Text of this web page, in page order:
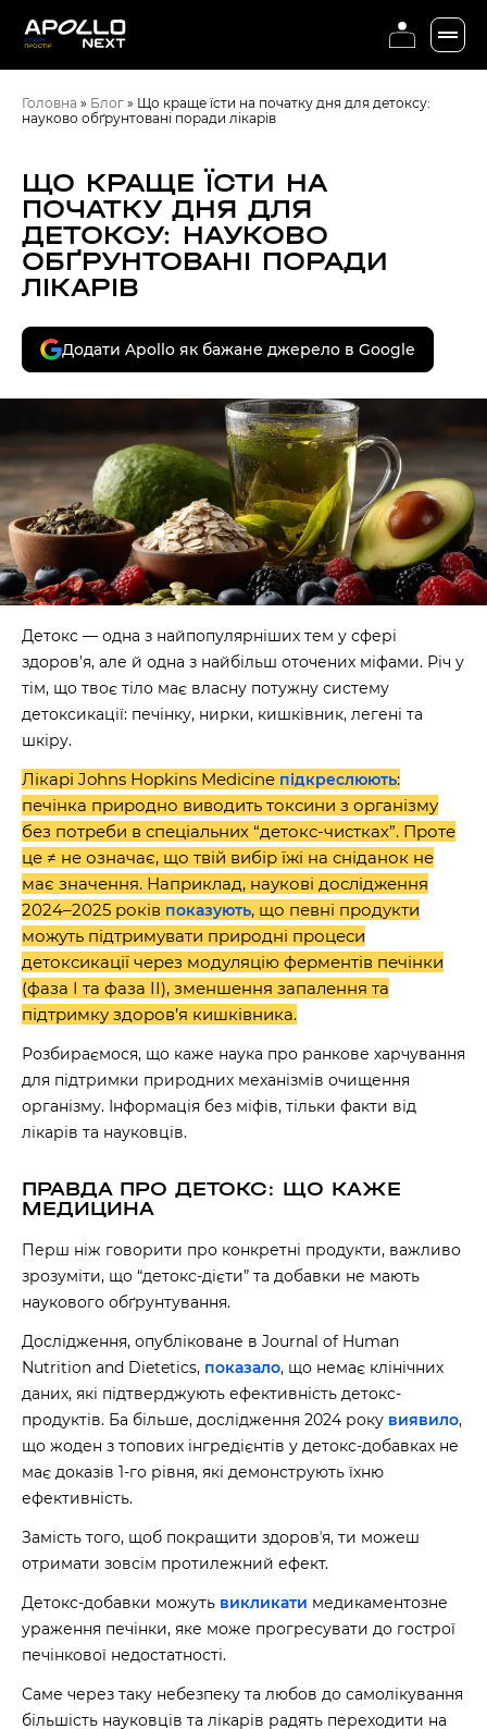
Головна » Блог » Що краще їсти на початку дня для детоксу:
науково обґрунтовані поради лікарів
ЩО КРАЩЕ ЇСТИ НА
ПОЧАТКУ ДНЯ ДЛЯ
ДЕТОКСУ: НАУКОВО
ОБҐРУНТОВАНІ ПОРАДИ
ЛІКАРІВ
Додати Apollo як бажане джерело в Google
Детокс — одна з найпопулярніших тем у сфері
здоров’я, але й одна з найбільш оточених міфами. Річ у
тім, що твоє тіло має власну потужну систему
детоксикації: печінку, нирки, кишківник, легені та
шкіру.
Лікарі Johns Hopkins Medicine підкреслюють:
печінка природно виводить токсини з організму
без потреби в спеціальних “детокс-чистках”. Проте
це ≠ не означає, що твій вибір їжі на сніданок не
має значення. Наприклад, наукові дослідження
2024–2025 років показують, що певні продукти
можуть підтримувати природні процеси
детоксикації через модуляцію ферментів печінки
(фаза I та фаза II), зменшення запалення та
підтримку здоров’я кишківника.
Розбираємося, що каже наука про ранкове харчування
для підтримки природних механізмів очищення
організму. Інформація без міфів, тільки факти від
лікарів та науковців.
ПРАВДА ПРО ДЕТОКС: ЩО КАЖЕ
МЕДИЦИНА
Перш ніж говорити про конкретні продукти, важливо
зрозуміти, що “детокс-дієти” та добавки не мають
наукового обґрунтування.
Дослідження, опубліковане в Journal of Human
Nutrition and Dietetics, показало, що немає клінічних
даних, які підтверджують ефективність детокс-
продуктів. Ба більше, дослідження 2024 року виявило,
що жоден з топових інгредієнтів у детокс-добавках не
має доказів 1-го рівня, які демонструють їхню
ефективність.
Замість того, щоб покращити здоровʼя, ти можеш
отримати зовсім протилежний ефект.
Детокс-добавки можуть викликати медикаментозне
ураження печінки, яке може прогресувати до гострої
печінкової недостатності.
Саме через таку небезпеку та любов до самолікування
більшість науковців та лікарів радять переходити на